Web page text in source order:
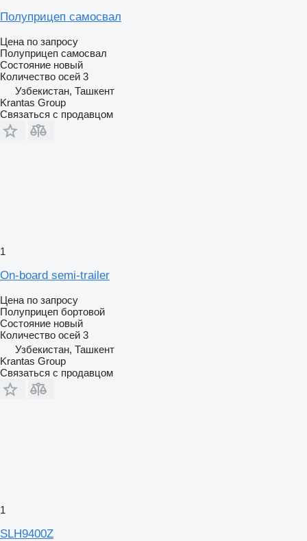
Полуприцеп самосвал
Цена по запросу
Полуприцеп самосвал
Состояние новый
Количество осей 3
Узбекистан, Ташкент
Krantas Group
Связаться с продавцом
1
On-board semi-trailer
Цена по запросу
Полуприцеп бортовой
Состояние новый
Количество осей 3
Узбекистан, Ташкент
Krantas Group
Связаться с продавцом
1
SLH9400Z